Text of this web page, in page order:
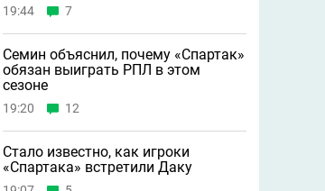
19:44 7
Семин объяснил, почему «Спартак»
обязан выиграть РПЛ в этом
сезоне
19:20 12
Стало известно, как игроки
«Спартака» встретили Даку